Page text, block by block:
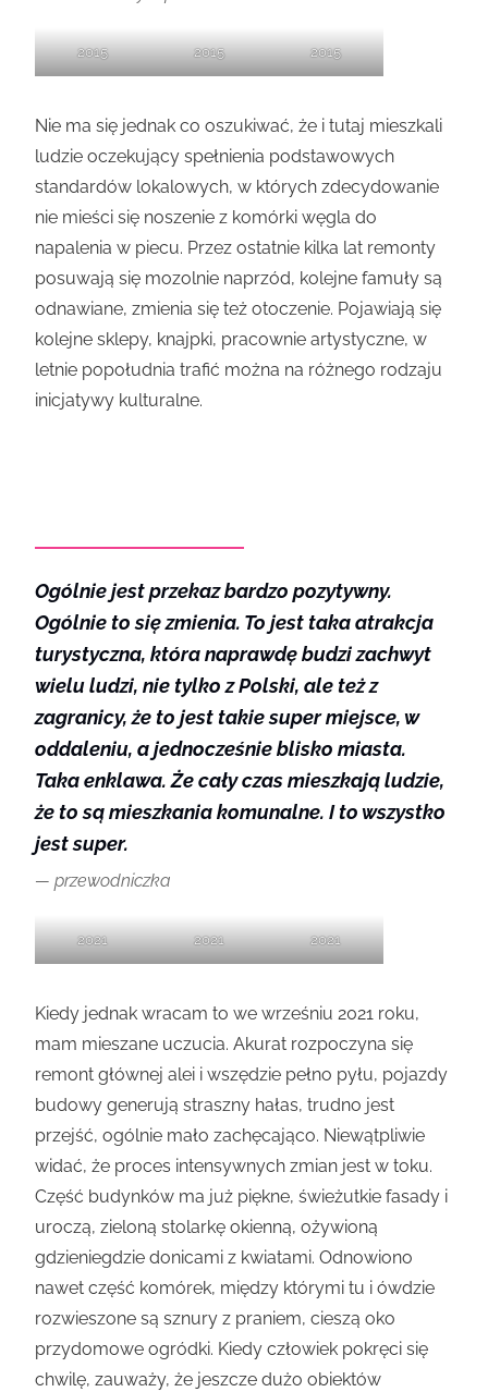
2015 2015 2015
Nie ma się jednak co oszukiwać, że i tutaj mieszkali
ludzie oczekujący spełnienia podstawowych
standardów lokalowych, w których zdecydowanie
nie mieści się noszenie z komórki węgla do
napalenia w piecu. Przez ostatnie kilka lat remonty
posuwają się mozolnie naprzód, kolejne famuły są
odnawiane, zmienia się też otoczenie. Pojawiają się
kolejne sklepy, knajpki, pracownie artystyczne, w
letnie popołudnia trafić można na różnego rodzaju
inicjatywy kulturalne.
Ogólnie jest przekaz bardzo pozytywny.
Ogólnie to się zmienia. To jest taka atrakcja
turystyczna, która naprawdę budzi zachwyt
wielu ludzi, nie tylko z Polski, ale też z
zagranicy, że to jest takie super miejsce, w
oddaleniu, a jednocześnie blisko miasta.
Taka enklawa. Że cały czas mieszkają ludzie,
że to są mieszkania komunalne. I to wszystko
jest super.
przewodniczka
2021 2021 2021
Kiedy jednak wracam to we wrześniu 2021 roku,
mam mieszane uczucia. Akurat rozpoczyna się
remont głównej alei i wszędzie pełno pyłu, pojazdy
budowy generują straszny hałas, trudno jest
przejść, ogólnie mało zachęcająco. Niewątpliwie
widać, że proces intensywnych zmian jest w toku.
Część budynków ma już piękne, świeżutkie fasady i
uroczą, zieloną stolarkę okienną, ożywioną
gdzieniegdzie donicami z kwiatami. Odnowiono
nawet część komórek, między którymi tu i ówdzie
rozwieszone są sznury z praniem, cieszą oko
przydomowe ogródki. Kiedy człowiek pokręci się
chwilę, zauważy, że jeszcze dużo obiektów